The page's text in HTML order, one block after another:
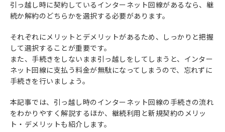
引っ越し時に契約しているインターネット回線があるなら、継
続か解約のどちらかを選択する必要があります。
それぞれにメリットとデメリットがあるため、しっかりと把握
して選択することが重要です。
また、手続きをしないまま引っ越しをしてしまうと、インター
ネット回線に支払う料金が無駄になってしまうので、忘れずに
手続きを行いましょう。
本記事では、引っ越し時のインターネット回線の手続きの流れ
をわかりやすく解説するほか、継続利用と新規契約のメリッ
ト・デメリットも紹介します。